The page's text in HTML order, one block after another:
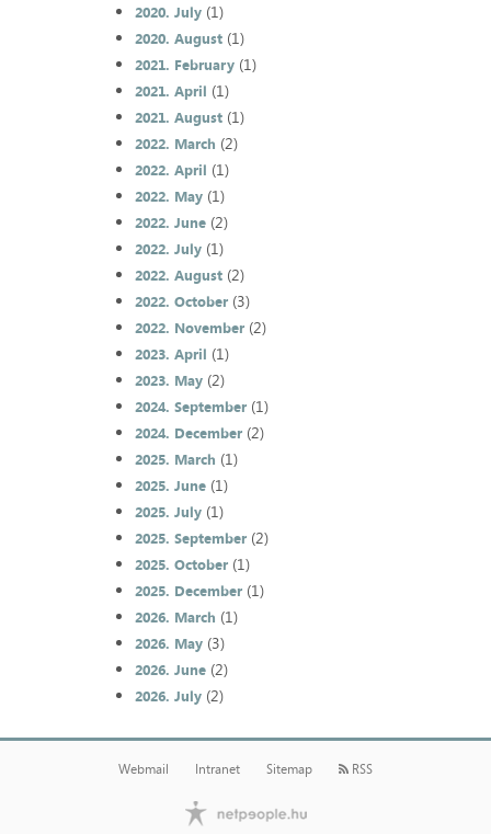
2020. July(1)
2020. August(1)
2021. February(1)
2021. April (1)
2021. August(1)
2022. March (2)
2022. April (1)
2022. May(1)
2022. June(2)
2022. July(1)
2022. August(2)
2022. October(3)
2022. November(2)
2023. April (1)
2023. May(2)
2024. September(1)
2024. December(2)
2025. March (1)
2025. June(1)
2025. July(1)
2025. September(2)
2025. October(1)
2025. December(1)
2026. March (1)
2026. May(3)
2026. June(2)
2026. July(2)
Webmail Intranet Sitemap RSS